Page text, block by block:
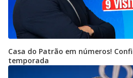
Casa do Patrão em números!
temporada